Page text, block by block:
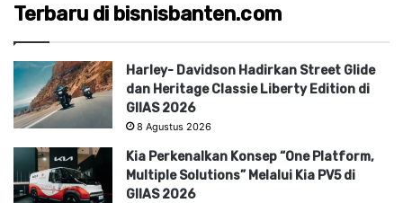
Terbaru di bisnisbanten.com
Harley- Davidson Hadirkan Street Glide
dan Heritage Classie Liberty Edition di
GIIAS 2026
8 Agustus 2026
Kia Perkenalkan Konsep “One Platform,
Multiple Solutions” Melalui Kia PV5 di
GIIAS 2026